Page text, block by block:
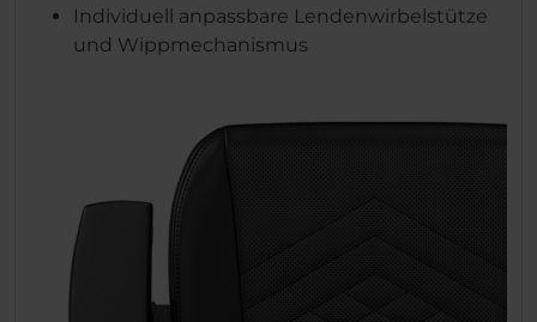
Individuell anpassbare Lendenwirbelstütze
und Wippmechanismus